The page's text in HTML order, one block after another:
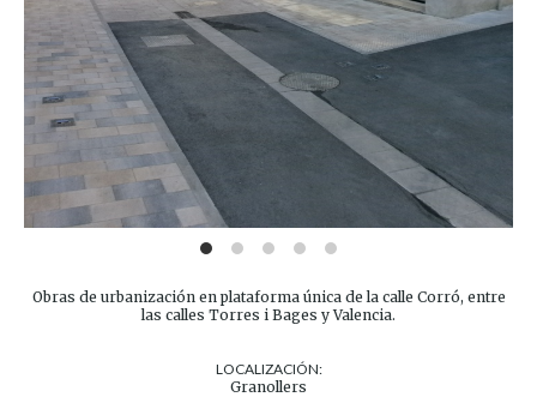
Obras de urbanización en plataforma única de la calle Corró, entre
las calles Torres i Bages y Valencia.
LOCALIZACIÓN:
Granollers